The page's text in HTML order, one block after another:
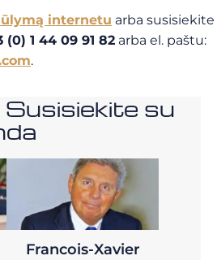
internetu arba susisiekite
(0) 1 44 09 91 82 arba el. paštu:
.
su
Francois-Xavier